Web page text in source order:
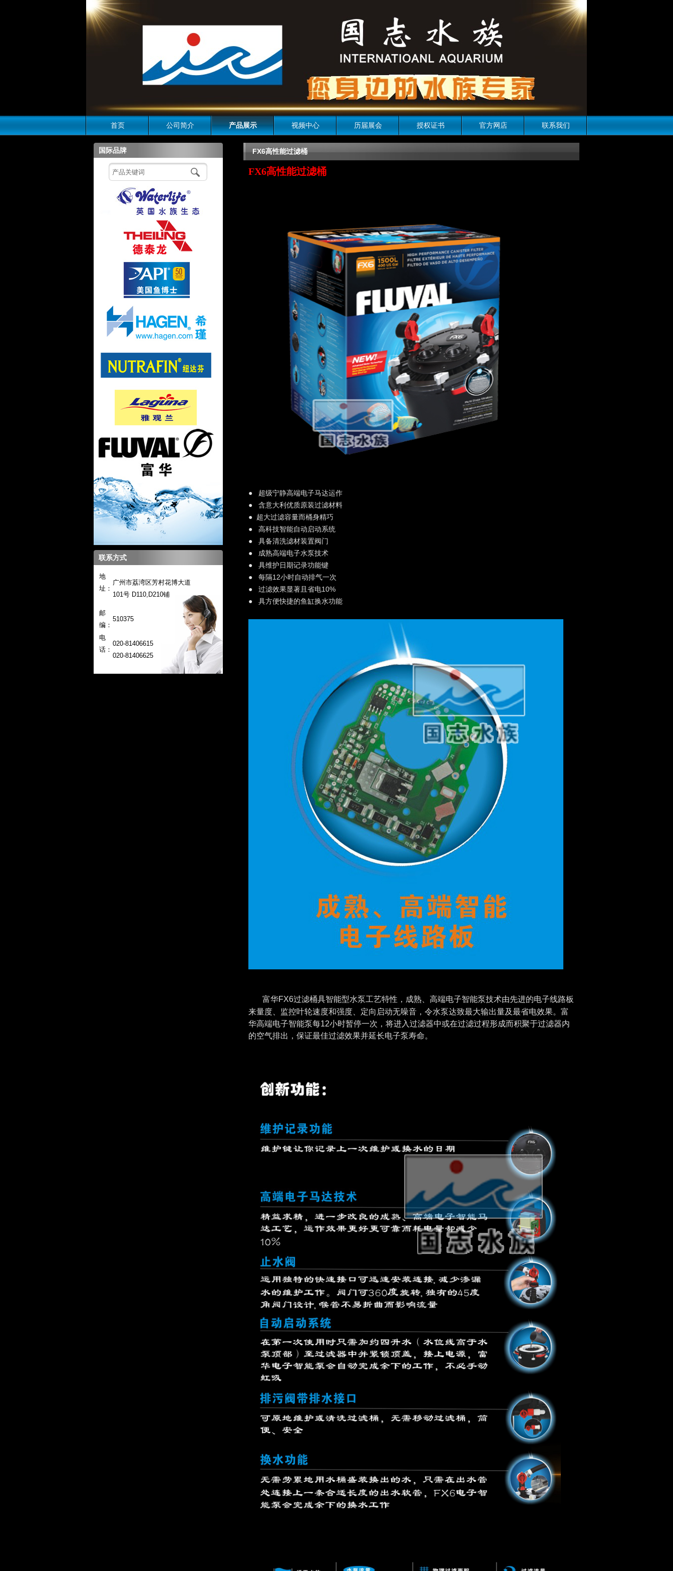
首页 公司简介 产品展示 视频中心 历届展会 授权证书 官方网店 联系我们
国际品牌
联系方式
地
址：
广州市荔湾区芳村花博大道
101号 D110,D210铺
邮
编：
510375
电
话：
020-81406615
020-81406625
FX6高性能过滤桶
FX6高性能过滤桶
● 超级宁静高端电子马达运作
● 含意大利优质原装过滤材料
● 超大过滤容量而桶身精巧
● 高科技智能自动启动系统
● 具备清洗滤材装置阀门
● 成熟高端电子水泵技术
● 具维护日期记录功能键
● 每隔12小时自动排气一次
● 过滤效果显著且省电10%
● 具方便快捷的鱼缸换水功能
富华FX6过滤桶具智能型水泵工艺特性，成熟、高端电子智能泵技术由先进的电子线路板
来量度、监控叶轮速度和强度、定向启动无噪音，令水泵达致最大输出量及最省电效果。富
华高端电子智能泵每12小时暂停一次，将进入过滤器中或在过滤过程形成而积聚于过滤器内
的空气排出，保证最佳过滤效果并延长电子泵寿命。